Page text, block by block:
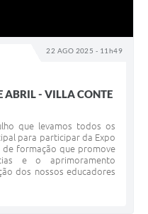
22 AGO 2025 - 11h49
ABRIL - VILLA CONTE
que levamos todos os
para participar da Expo
de formação que promove
e o aprimoramento
dos nossos educadores